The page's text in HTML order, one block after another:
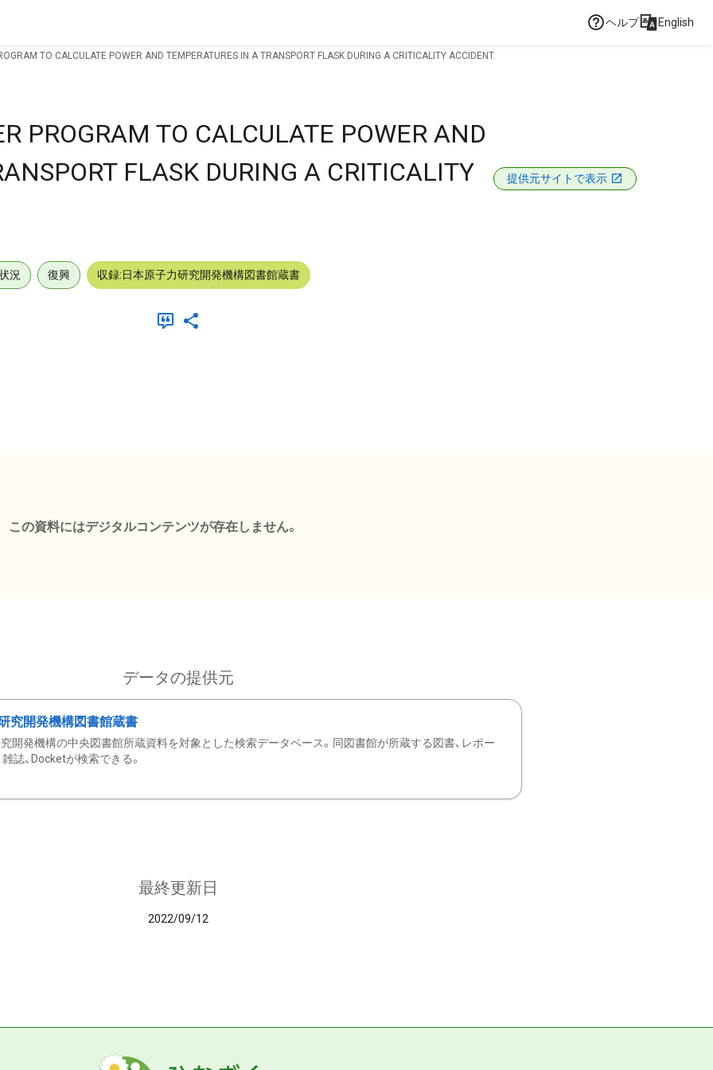
ヘルプ English
TO CALCULATE POWER AND TEMPERATURES IN A TRANSPORT FLASK DURING A CRITICALITY ACCIDENT.
PROGRAM TO CALCULATE POWER AND
FLASK DURING A CRITICALITY
提供元サイトで表示
況 復興 収録:日本原子力研究開発機構図書館蔵書
この資料にはデジタルコンテンツが存在しません。
データの提供元
究開発機構図書館蔵書
開発機構の中央図書館所蔵資料を対象とした検索データベース。同図書館が所蔵する図書、レポー
雑誌、Docketが検索できる。
最終更新日
2022/09/12